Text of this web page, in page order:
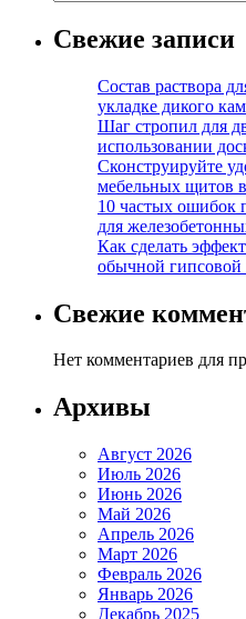
Свежие записи
Состав раствора
укладке дикого
Шаг стропил для
использовании
Сконструируйте
мебельных щитов
10 частых ошибок
для
Как сделать
обычной гипсовой
Свежие
Нет комментариев для
Архивы
Август 2026
Июль 2026
Июнь 2026
Май 2026
Апрель 2026
Март 2026
Февраль 2026
Январь 2026
Декабрь 2025